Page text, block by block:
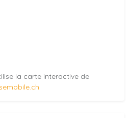
la carte interactive de